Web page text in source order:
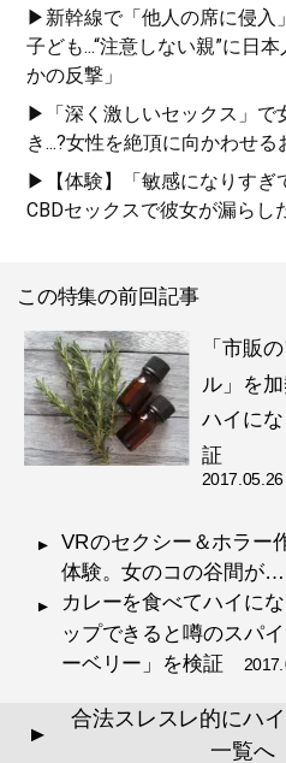
▶新幹線で「他人の席に侵入
子ども...“注意しない親”に日
かの反撃」
▶「深く激しいセックス」で
き...?女性を絶頂に向かわせ
▶【体験】「敏感になりすぎ
CBDセックスで彼女が漏らし
この特集の前回記事
「市販
ル」を
ハイに
証
2017.05.26
VRのセクシー＆ホラー
体験。女のコの谷間が
カレーを食べてハイに
ップできると噂のスパ
ーベリー」を検証
▲
合法スレスレ的にハ
一覧へ